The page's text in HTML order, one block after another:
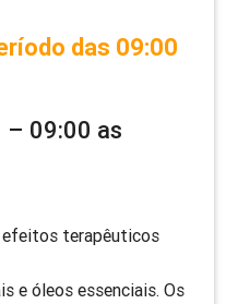
das 09:00
09:00 as
efeitos terapêuticos
e óleos essenciais. Os